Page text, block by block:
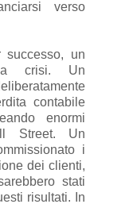
verso
un
crisi. Un
contabile
enormi
Street. Un
i
dei clienti,
stati
risultati. In